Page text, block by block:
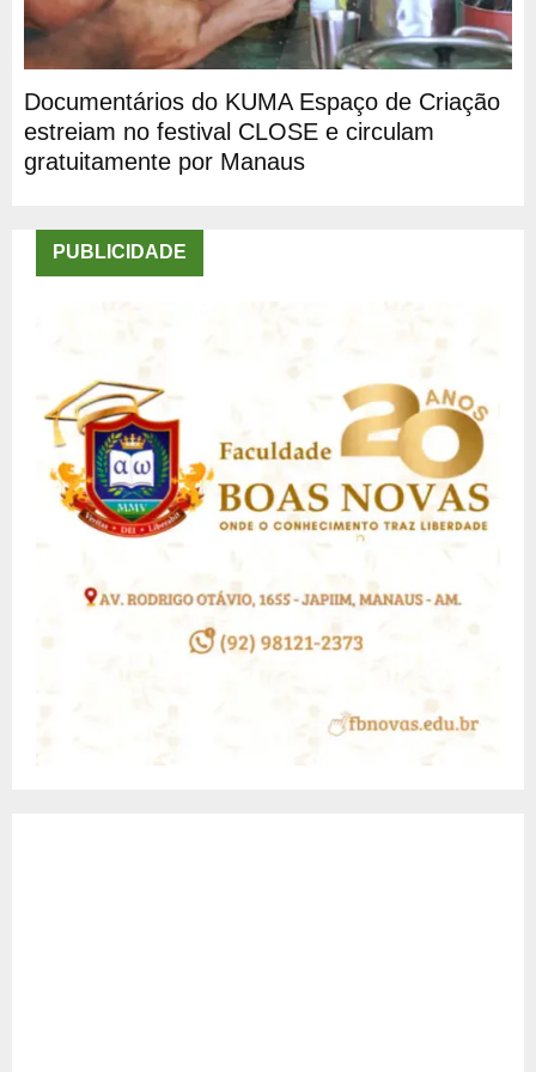
Documentários do KUMA Espaço de Criação
estreiam no festival CLOSE e circulam
gratuitamente por Manaus
PUBLICIDADE